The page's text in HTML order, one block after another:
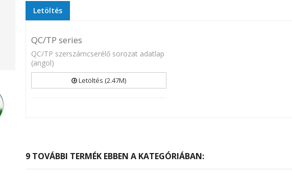
Letöltés
QC/TP series
QC/TP szerszámcserélő sorozat adatlap
(angol)
Letöltés (2.47M)
9 TOVÁBBI TERMÉK EBBEN A KATEGÓRIÁBAN: